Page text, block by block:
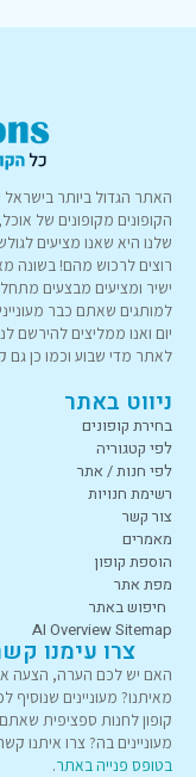
האתר הגדול ביותר בישראל
הקופונים מקופונים של
שלנו היא שאנו מציעים
רוצים לרכוש מהם! בשונה
ישיר ומציעים מבצעים
למותגים שאתם כבר
יום ואנו ממליצים להירשם
לאתר מדי שבוע וכמו כן גם
ניווט באתר
בחירת קופונים
לפי קטגוריה
לפי חנות / אתר
רשימת חנויות
צור קשר
מאמרים
הוספת קופון
מפת אתר
חיפוש באתר
AI Overview Sitemap
צרו עימנו
האם יש לכם הערה, הצעה
מאיתנו? מעוניינים שנוסיף
קופון לחנות ספציפית שאתם
מעוניינים בה? צרו איתנו
בטופס פנייה באתר.